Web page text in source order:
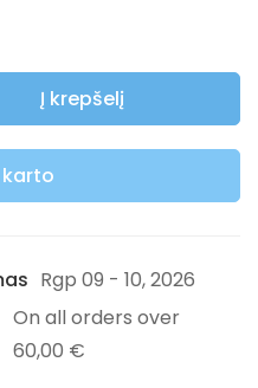
Į krepšelį
karto
Rgp 09 - 10, 2026
On all orders over
60,00 €